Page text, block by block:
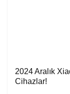
2024 Aralık
Cihazlar!